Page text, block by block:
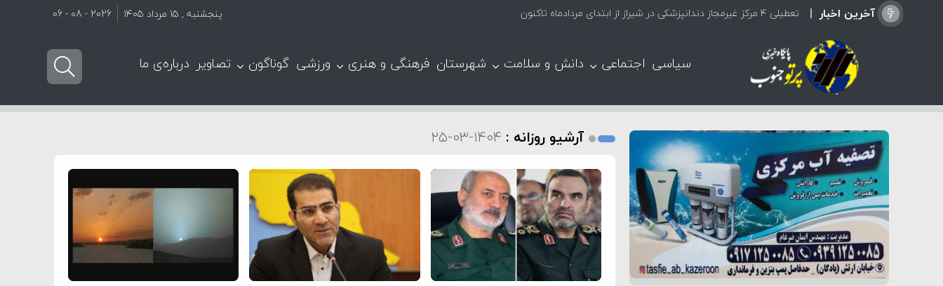
آخرین اخبار تعطیلی ۴ مرکز غیرمجاز دندانپزشکی در شیراز از ابتدای مردادماه تاکنون پنجشنبه , ۱۵ مرداد ۱۴۰۵ 2026 - 08 - 06
سیاسی اجتماعی دانش و سلامت شهرستان فرهنگی و هنری ورزشی گوناگون تصاویر درباره‌ی ما
آرشیو روزانه : ۱۴۰۴-۰۳-۲۵